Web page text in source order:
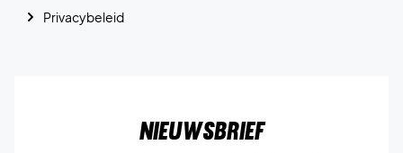
Privacybeleid
Nieuwsbrief